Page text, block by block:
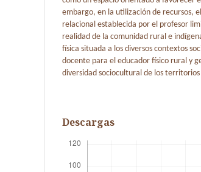
embargo, en la utilización de recursos,
relacional establecida por el profesor
realidad de la comunidad rural e
física situada a los diversos contextos
docente para el educador físico rural y
diversidad sociocultural de los
Descargas